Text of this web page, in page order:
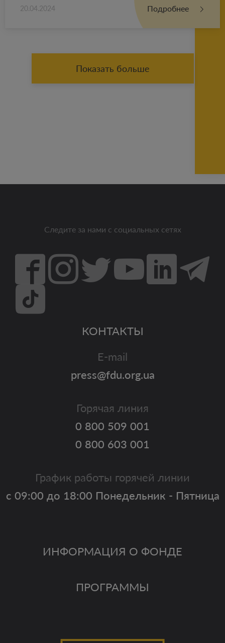
20.04.2024 Подробнее
Показать больше
Следите за нами с социальных сетях
ИНФОРМАЦИЯ О ФОНДЕ
ПРОГРАММЫ
КОНТАКТЫ
E-mail
press@fdu.org.ua
Горячая линия
0 800 509 001
0 800 603 001
График работы горячей линии
с 09:00 до 18:00 Понедельник - Пятница